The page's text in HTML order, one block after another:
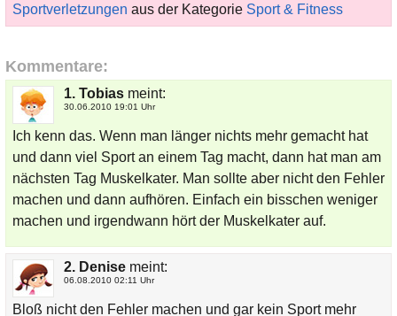
Sportverletzungen aus der Kategorie Sport & Fitness
Kommentare:
1. Tobiasmeint:
30.06.2010 19:01 Uhr
Ich kenn das. Wenn man länger nichts mehr gemacht hat
und dann viel Sport an einem Tag macht, dann hat man am
nächsten Tag Muskelkater. Man sollte aber nicht den Fehler
machen und dann aufhören. Einfach ein bisschen weniger
machen und irgendwann hört der Muskelkater auf.
2. Denisemeint:
06.08.2010 02:11 Uhr
Bloß nicht den Fehler machen und gar kein Sport mehr